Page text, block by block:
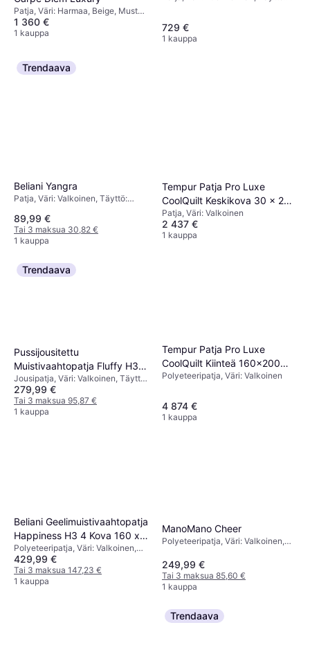
Patja, Väri: Harmaa, Beige, Musta,
Täyttö: Lateksi, Muistivaahto,
Villa, Puuvilla, Patjan Paksuus: 8
1 360 €
1 kauppa
Kova
729 €
1 kauppa
Trendaava
Beliani Yangra
Patja, Väri: Valkoinen, Täyttö:
Patjan Paksuus: 3 cm
89,99 €
Tai 3 maksua 30,82 €
1 kauppa
Tempur Patja Pro Luxe
CoolQuilt Keskikova 30 x 200
cm
Patja, Väri: Valkoinen
2 437 €
1 kauppa
Trendaava
Pussijousitettu
Muistivaahtopatja Fluffy H3 4
Kova 120 x 200 cm
Jousipatja, Väri: Valkoinen, Täyttö:
Muistivaahto, Patjan Paksuus:
50.8 cm
279,99 €
Tai 3 maksua 95,87 €
1 kauppa
Tempur Patja Pro Luxe
CoolQuilt Kiinteä 160x200
cm
Polyeteeripatja, Väri: Valkoinen
4 874 €
1 kauppa
Beliani Geelimuistivaahtopatja
Happiness H3 4 Kova 160 x
200 cm
Polyeteeripatja, Väri: Valkoinen,
Täyttö: Muistivaahto, Vaahto
429,99 €
Tai 3 maksua 147,23 €
1 kauppa
ManoMano Cheer
Polyeteeripatja, Väri: Valkoinen,
Polyesteri, Patjan Paksuus: 20.1
cm, Jäykkyys: Keskitasoinen
249,99 €
Tai 3 maksua 85,60 €
1 kauppa
Trendaava